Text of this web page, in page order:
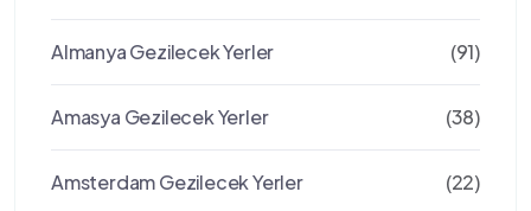
Almanya Gezilecek Yerler (91)
Amasya Gezilecek Yerler (38)
Amsterdam Gezilecek Yerler (22)